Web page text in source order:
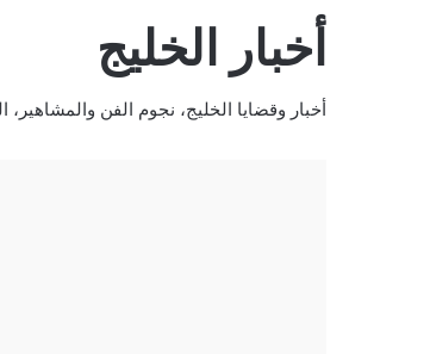
أخبار الخليج
أخبار وقضايا الخليج، نجوم الفن